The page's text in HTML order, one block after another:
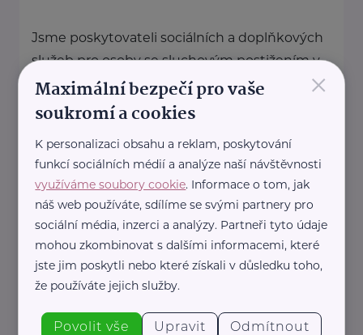
Jsme poskytovateli sociálních a doplňkových
služeb pro osoby se sluchovým postižením v
Kraji Vysočina. ...
www.cnn-vysocina.cz
+420 732 817 118
cnn@cnn-vysocina.cz
Domov Háj, příspěvková organizace
Nové Město 1261 Světlá nad Sázavou
http://usphaj.cz
+420 569 720 881
×
Maximální bezpečí pro vaše
soukromí a cookies
K personalizaci obsahu a reklam, poskytování
funkcí sociálních médií a analýze naší návštěvnosti
využíváme soubory cookie. Informace o tom, jak
náš web používáte, sdílíme se svými partnery pro
sociální média, inzerci a analýzy. Partneři tyto údaje
mohou zkombinovat s dalšími informacemi, které
jste jim poskytli nebo které získali v důsledku toho,
že používáte jejich služby.
Povolit vše Upravit Odmítnout